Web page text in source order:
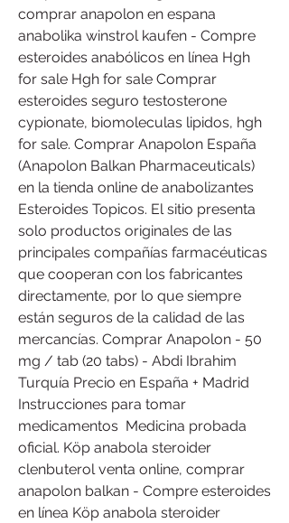
comprar anapolon en espana
anabolika winstrol kaufen - Compre
esteroides anabólicos en línea Hgh
for sale Hgh for sale Comprar
esteroides seguro testosterone
cypionate, biomoleculas lipidos, hgh
for sale. Comprar Anapolon España
(Anapolon Balkan Pharmaceuticals)
en la tienda online de anabolizantes
Esteroides Topicos. El sitio presenta
solo productos originales de las
principales compañías farmacéuticas
que cooperan con los fabricantes
directamente, por lo que siempre
están seguros de la calidad de las
mercancías. Comprar Anapolon - 50
mg / tab (20 tabs) - Abdi Ibrahim
Turquía Precio en España + Madrid ️
Instrucciones para tomar
medicamentos ️ Medicina probada
oficial. Köp anabola steroider
clenbuterol venta online, comprar
anapolon balkan - Compre esteroides
en línea Köp anabola steroider